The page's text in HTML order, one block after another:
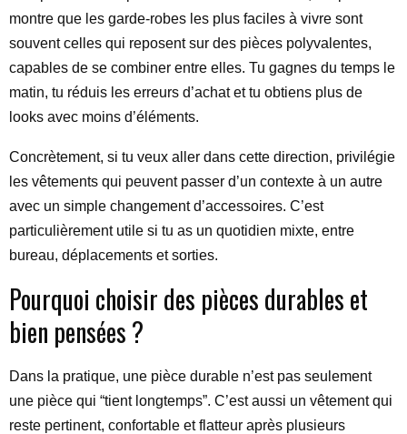
montre que les garde-robes les plus faciles à vivre sont
souvent celles qui reposent sur des pièces polyvalentes,
capables de se combiner entre elles. Tu gagnes du temps le
matin, tu réduis les erreurs d’achat et tu obtiens plus de
looks avec moins d’éléments.
Concrètement, si tu veux aller dans cette direction, privilégie
les vêtements qui peuvent passer d’un contexte à un autre
avec un simple changement d’accessoires. C’est
particulièrement utile si tu as un quotidien mixte, entre
bureau, déplacements et sorties.
Pourquoi choisir des pièces durables et
bien pensées ?
Dans la pratique, une pièce durable n’est pas seulement
une pièce qui “tient longtemps”. C’est aussi un vêtement qui
reste pertinent, confortable et flatteur après plusieurs